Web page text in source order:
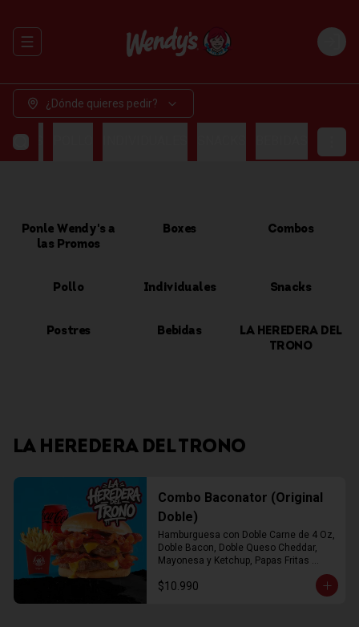
Abrir menu de navegación Login
¿Dónde quieres pedir?
Ponle Wendy's a
las Promos
Boxes Combos
Pollo Individuales Snacks
Postres Bebidas
LA HEREDERA DEL
TRONO
LA HEREDERA DEL TRONO
Combo Baconator (Original
Doble)
Hamburguesa con Doble Carne de 4 Oz,
Doble Bacon, Doble Queso Cheddar,
Mayonesa y Ketchup, Papas Fritas
$10.990